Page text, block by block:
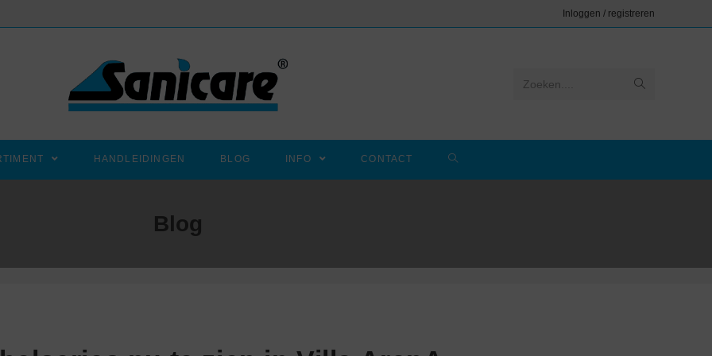
Inloggen / registreren
Zoeken....
HANDLEIDINGEN BLOG INFO CONTACT
Blog